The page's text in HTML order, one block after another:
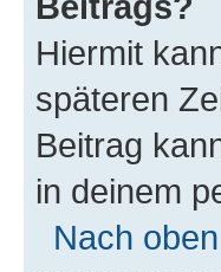
Hiermit
späteren
Beitrag
in deinem
Nach oben